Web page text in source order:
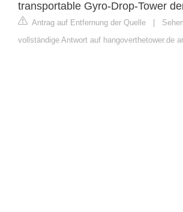
transportable Gyro-Drop-Tower
Antrag auf Entfernung der Quelle |
vollständige Antwort auf hangoverthetower.de